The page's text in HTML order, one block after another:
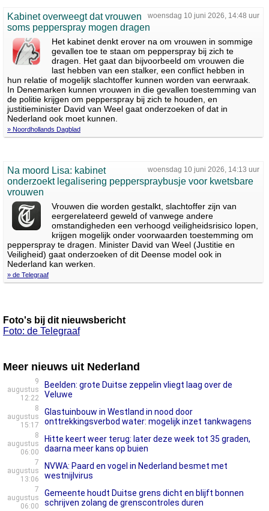
woensdag 10 juni 2026, 14:48 uur
Kabinet overweegt dat vrouwen
soms pepperspray mogen dragen
Het kabinet denkt erover na om vrouwen in sommige
gevallen toe te staan om pepperspray bij zich te
dragen. Het gaat dan bijvoorbeeld om vrouwen die
last hebben van een stalker, een conflict hebben in
hun relatie of mogelijk slachtoffer kunnen worden van eerwraak.
In Denemarken kunnen vrouwen in die gevallen toestemming van
de politie krijgen om pepperspray bij zich te houden, en
justitieminister David van Weel gaat onderzoeken of dat in
Nederland ook moet kunnen.
» Noordhollands Dagblad
woensdag 10 juni 2026, 14:13 uur
Na moord Lisa: kabinet
onderzoekt legalisering pepperspraybusje voor kwetsbare
vrouwen
Vrouwen die worden gestalkt, slachtoffer zijn van
eergerelateerd geweld of vanwege andere
omstandigheden een verhoogd veiligheidsrisico lopen,
krijgen mogelijk onder voorwaarden toestemming om
pepperspray te dragen. Minister David van Weel (Justitie en
Veiligheid) gaat onderzoeken of dit Deense model ook in
Nederland kan werken.
» de Telegraaf
Foto's bij dit nieuwsbericht
Foto: de Telegraaf
Meer nieuws uit Nederland
9
augustus
12:22
Beelden: grote Duitse zeppelin vliegt laag over de
Veluwe
8
augustus
15:17
Glastuinbouw in Westland in nood door
onttrekkingsverbod water: mogelijk inzet tankwagens
8
augustus
06:00
Hitte keert weer terug: later deze week tot 35 graden,
daarna meer kans op buien
7
augustus
13:06
NVWA: Paard en vogel in Nederland besmet met
westnijlvirus
7
augustus
06:00
Gemeente houdt Duitse grens dicht en blijft bonnen
schrijven zolang de grenscontroles duren